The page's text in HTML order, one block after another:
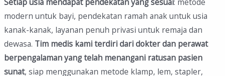
modern untuk bayi, pendekatan ramah anak untuk usia
kanak-kanak, layanan penuh privasi untuk remaja dan
dewasa. Tim medis kami terdiri dari dokter dan perawat
berpengalamanyang telah menangani ratusan pasien
sunat, siap menggunakan metode klamp, lem, stapler,